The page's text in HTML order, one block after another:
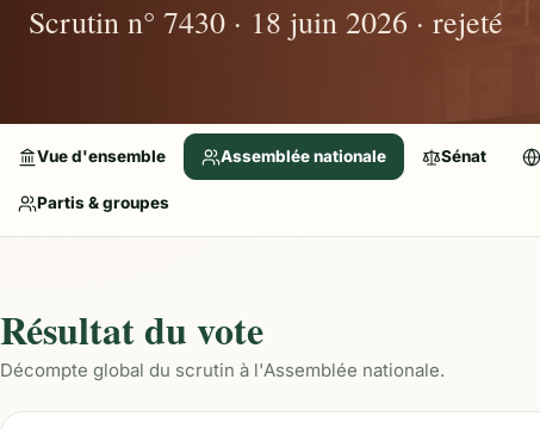
Scrutin n° 7430 · 18 juin 2026 · rejeté
Vue d'ensemble Assemblée nationale Sénat
Partis & groupes
Résultat du vote
Décompte global du scrutin à l'Assemblée nationale.